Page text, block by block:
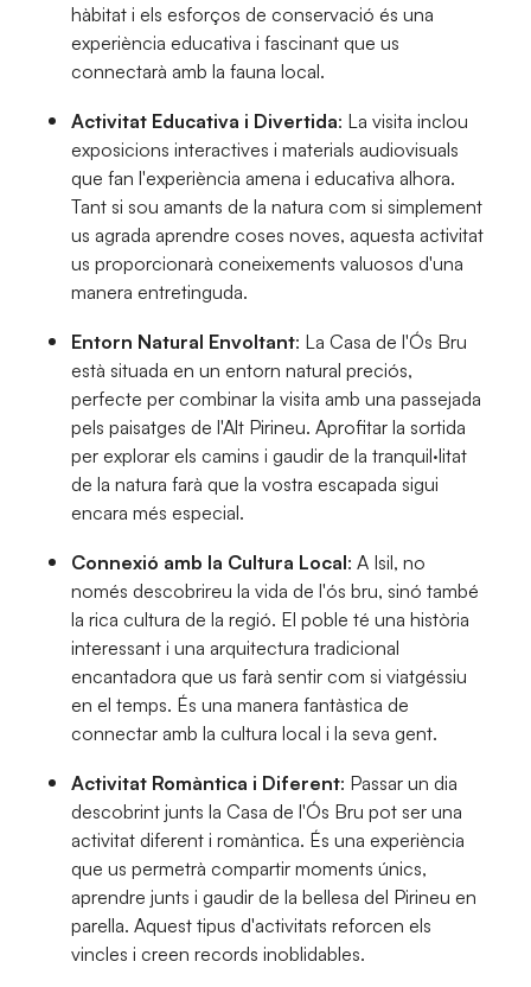
hàbitat i els esforços de conservació és una
experiència educativa i fascinant que us
connectarà amb la fauna local.
Activitat Educativa i Divertida: La visita inclou
exposicions interactives i materials audiovisuals
que fan l'experiència amena i educativa alhora.
Tant si sou amants de la natura com si simplement
us agrada aprendre coses noves, aquesta activitat
us proporcionarà coneixements valuosos d'una
manera entretinguda.
Entorn Natural Envoltant: La Casa de l'Ós Bru
està situada en un entorn natural preciós,
perfecte per combinar la visita amb una passejada
pels paisatges de l'Alt Pirineu. Aprofitar la sortida
per explorar els camins i gaudir de la tranquil·litat
de la natura farà que la vostra escapada sigui
encara més especial.
Connexió amb la Cultura Local: A Isil, no
només descobrireu la vida de l'ós bru, sinó també
la rica cultura de la regió. El poble té una història
interessant i una arquitectura tradicional
encantadora que us farà sentir com si viatgéssiu
en el temps. És una manera fantàstica de
connectar amb la cultura local i la seva gent.
Activitat Romàntica i Diferent: Passar un dia
descobrint junts la Casa de l'Ós Bru pot ser una
activitat diferent i romàntica. És una experiència
que us permetrà compartir moments únics,
aprendre junts i gaudir de la bellesa del Pirineu en
parella. Aquest tipus d'activitats reforcen els
vincles i creen records inoblidables.